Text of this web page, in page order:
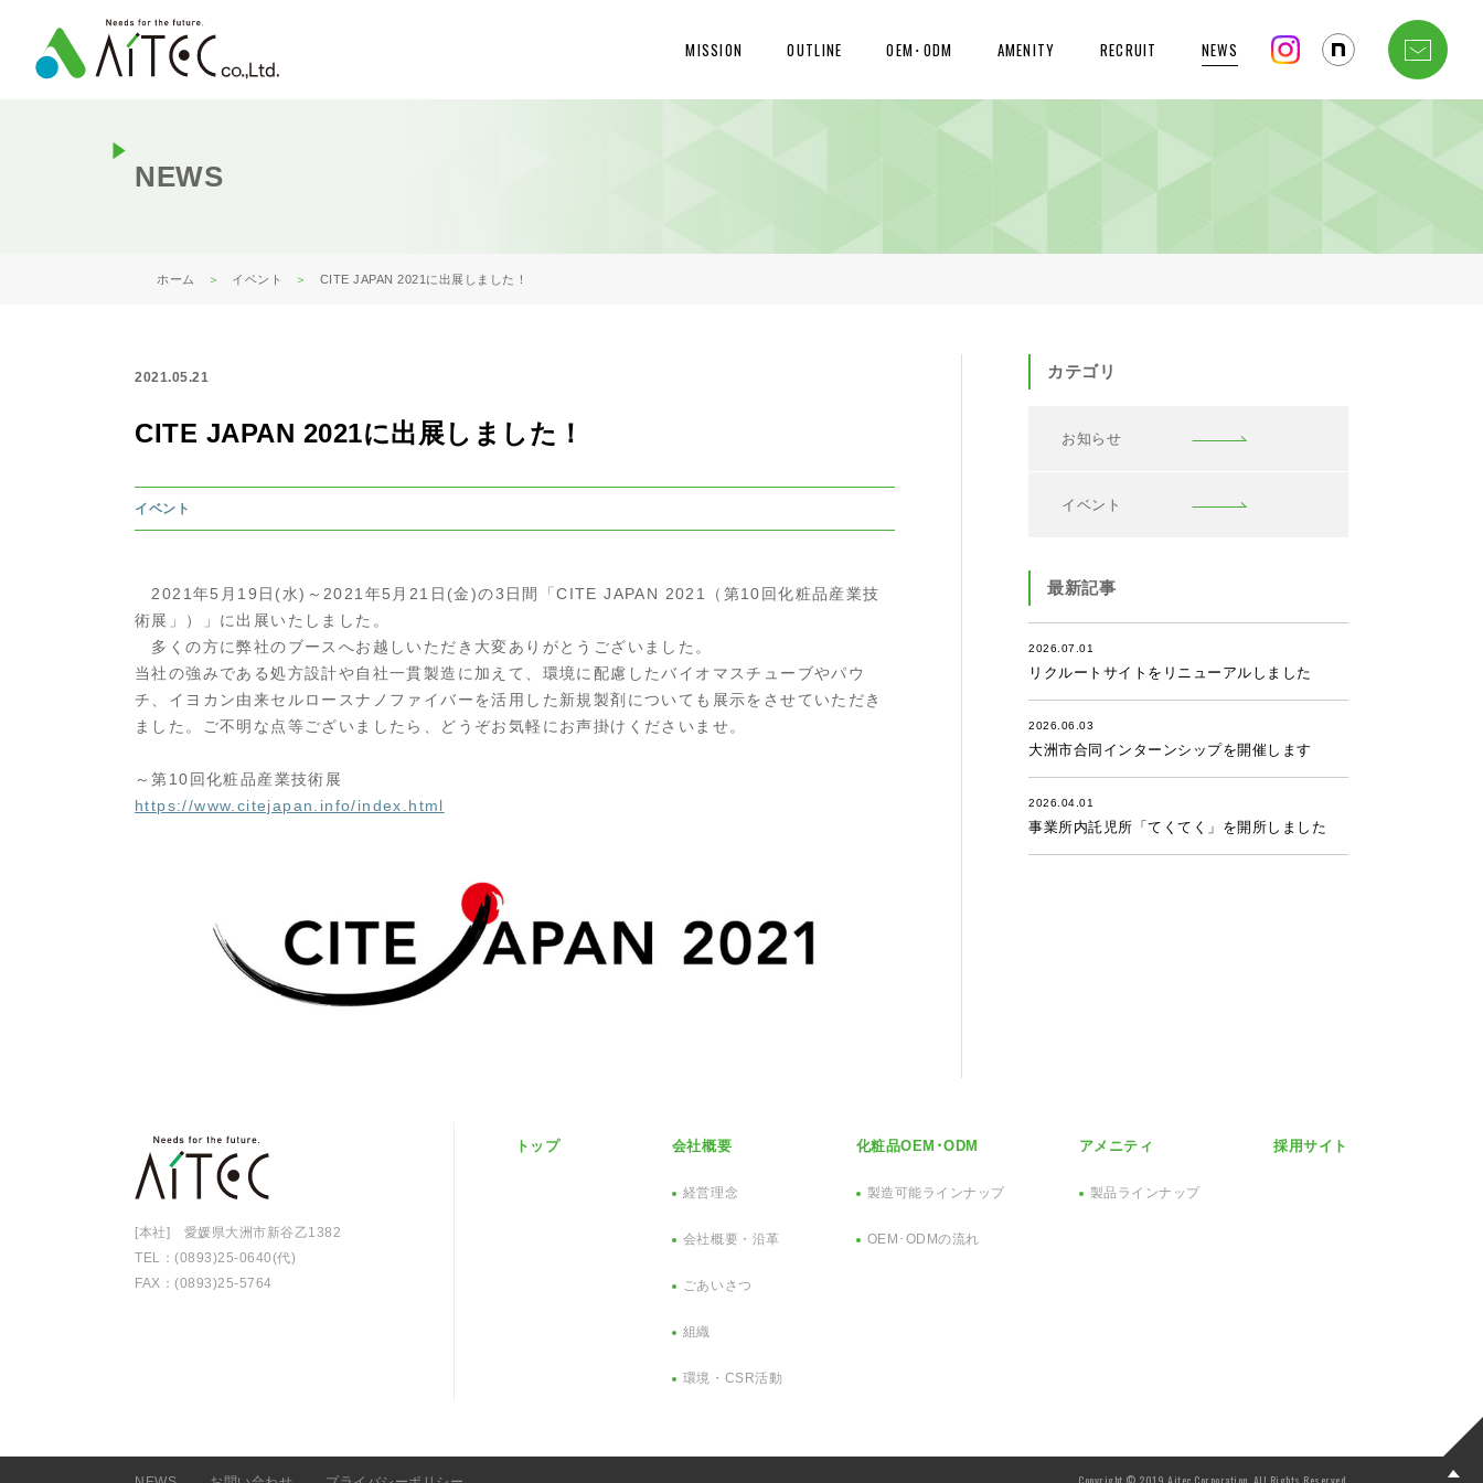
MISSION OUTLINE OEM･ODM AMENITY RECRUIT NEWS
NEWS
ホーム イベント CITE JAPAN 2021に出展しました！
2021.05.21
CITE JAPAN 2021に出展しました！
イベント
2021年5月19日(水)～2021年5月21日(金)の3日間「CITE JAPAN 2021（第10回化粧品産業技
術展」）」に出展いたしました。
多くの方に弊社のブースへお越しいただき大変ありがとうございました。
当社の強みである処方設計や自社一貫製造に加えて、環境に配慮したバイオマスチューブやパウ
チ、イヨカン由来セルロースナノファイバーを活用した新規製剤についても展示をさせていただき
ました。ご不明な点等ございましたら、どうぞお気軽にお声掛けくださいませ。
～第10回化粧品産業技術展
https://www.citejapan.info/index.html
カテゴリ
お知らせ
イベント
最新記事
2026.07.01
リクルートサイトをリニューアルしました
2026.06.03
大洲市合同インターンシップを開催します
2026.04.01
事業所内託児所「てくてく」を開所しました
[本社] 愛媛県大洲市新谷乙1382
TEL：(0893)25-0640(代)
FAX：(0893)25-5764
トップ 会社概要
経営理念
会社概要・沿革
ごあいさつ
組織
環境・CSR活動
化粧品OEM･ODM
製造可能ラインナップ
OEM･ODMの流れ
アメニティ
製品ラインナップ
採用サイト